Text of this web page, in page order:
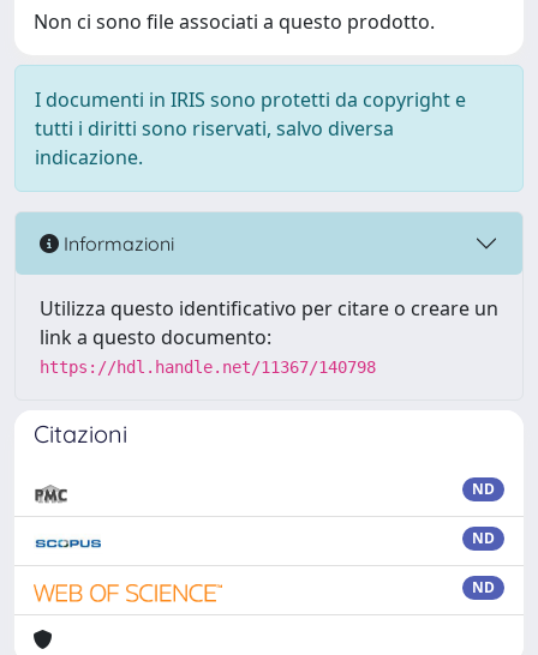
Non ci sono file associati a questo prodotto.
I documenti in IRIS sono protetti da copyright e
tutti i diritti sono riservati, salvo diversa
indicazione.
Informazioni
Utilizza questo identificativo per citare o creare un
link a questo documento:
https://hdl.handle.net/11367/140798
Citazioni
ND
ND
ND